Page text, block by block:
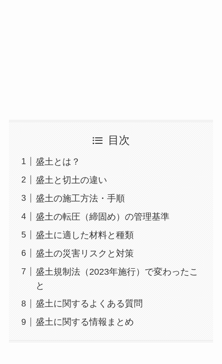
目次
盛土とは？
盛土と切土の違い
盛土の施工方法・手順
盛土の転圧（締固め）の管理基準
盛土に適した材料と種類
盛土の災害リスクと対策
盛土規制法（2023年施行）で変わったこ
と
盛土に関するよくある質問
盛土に関する情報まとめ